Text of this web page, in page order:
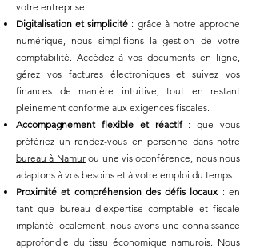
votre entreprise.
Digitalisation et simplicité : grâce à notre approche
numérique, nous simplifions la gestion de votre
comptabilité. Accédez à vos documents en ligne,
gérez vos factures électroniques et suivez vos
finances de manière intuitive, tout en restant
pleinement conforme aux exigences fiscales.
Accompagnement flexible et réactif: que vous
préfériez un rendez-vous en personne dans notre
bureau à Namurou une visioconférence, nous nous
adaptons à vos besoins et à votre emploi du temps.
Proximité et compréhension des défis locaux: en
tant que bureau d'expertise comptable et fiscale
implanté localement, nous avons une connaissance
approfondie du tissu économique namurois. Nous